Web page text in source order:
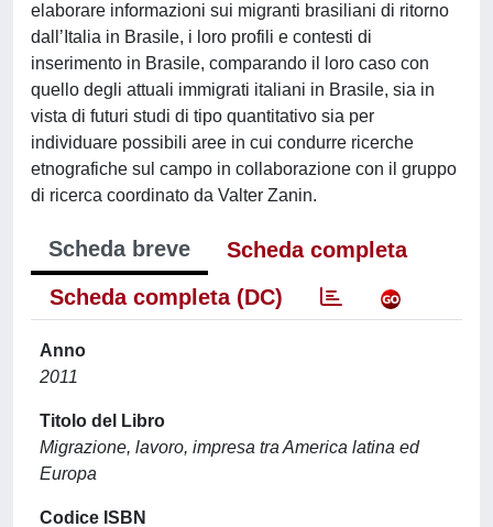
elaborare informazioni sui migranti brasiliani di ritorno
dall’Italia in Brasile, i loro profili e contesti di
inserimento in Brasile, comparando il loro caso con
quello degli attuali immigrati italiani in Brasile, sia in
vista di futuri studi di tipo quantitativo sia per
individuare possibili aree in cui condurre ricerche
etnografiche sul campo in collaborazione con il gruppo
di ricerca coordinato da Valter Zanin.
Scheda breve
Scheda completa
Scheda completa (DC)
Anno
2011
Titolo del Libro
Migrazione, lavoro, impresa tra America latina ed
Europa
Codice ISBN